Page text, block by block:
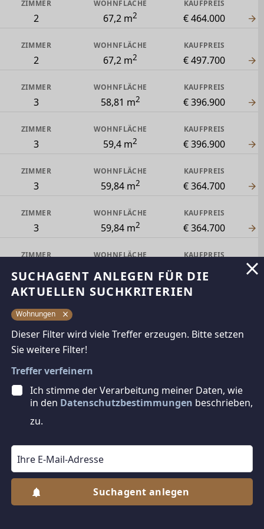
ZIMMER
2
WOHNFLÄCHE
67,2 m2
KAUFPREIS
€ 464.000
ZIMMER
2
WOHNFLÄCHE
67,2 m2
KAUFPREIS
€ 497.700
ZIMMER
3
WOHNFLÄCHE
58,81 m2
KAUFPREIS
€ 396.900
ZIMMER
3
WOHNFLÄCHE
59,4 m2
KAUFPREIS
€ 396.900
ZIMMER
3
WOHNFLÄCHE
59,84 m2
KAUFPREIS
€ 364.700
ZIMMER
3
WOHNFLÄCHE
59,84 m2
KAUFPREIS
€ 364.700
ZIMMER
3
WOHNFLÄCHE
60,3 m
KAUFPREIS
€ 373.800
ZIMMER
3
WOHNFLÄCHE KAUFPREIS
ZIMMER
3
WOHNFLÄCHE KAUFPREIS
3 60,55 m2 € 408.300
ZIMMER
ZIMMER
3
WOHNFLÄCHE
61,45 m2 € 364.600
ZIMMER WOHNFLÄCHE KAUFPREIS
SUCHAGENT ANLEGEN FÜR DIE
AKTUELLEN SUCHKRITERIEN
Wohnungen
Dieser Filter wird viele Treffer erzeugen. Bitte setzen
Sie weitere Filter!
Treffer verfeinern
Ich stimme der Verarbeitung meiner Daten, wie
in den Datenschutzbestimmungen beschrieben,
zu.
Suchagent anlegen